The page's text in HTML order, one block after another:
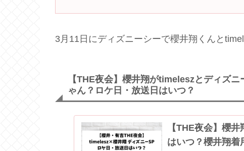
3月11日にディズニーシーで櫻井翔くんと
【THE夜会】櫻井翔がtimeleszとディズ
ゃん？ロケ日・放送日はいつ？
【THE夜会】櫻
はいつ？櫻井翔着